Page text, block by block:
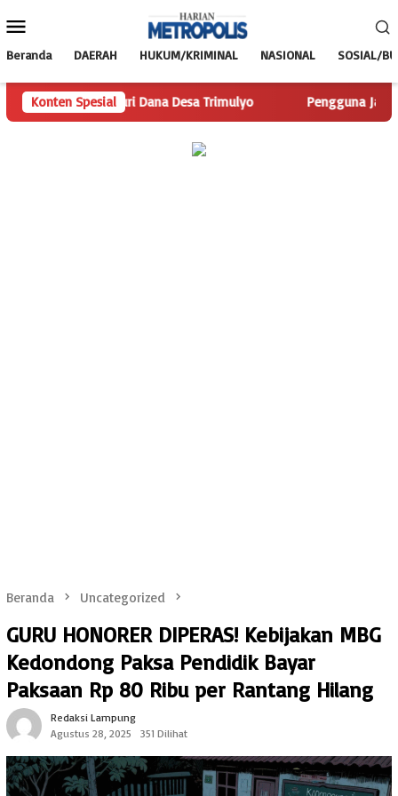
ke
Mobile
Beranda DAERAH HUKUM/KRIMINAL NASIONAL SOSIAL/
Konten Spesial
Telusuri Dana Desa Trimulyo Pengguna Jalan
Beranda Uncategorized
GURU HONORER DIPERAS! Kebijakan MBG
Kedondong Paksa Pendidik Bayar
Paksaan Rp 80 Ribu per Rantang Hilang
Redaksi Lampung
Agustus 28, 2025
351 Dilihat